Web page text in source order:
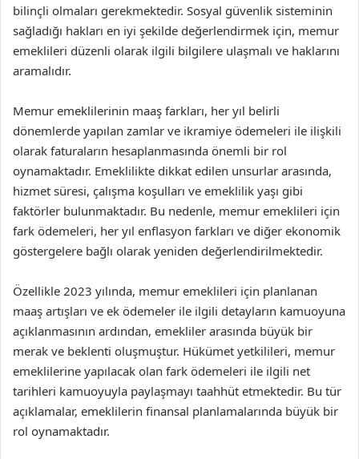
bilinçli olmaları gerekmektedir. Sosyal güvenlik sisteminin
sağladığı hakları en iyi şekilde değerlendirmek için, memur
emeklileri düzenli olarak ilgili bilgilere ulaşmalı ve haklarını
aramalıdır.
Memur emeklilerinin maaş farkları, her yıl belirli
dönemlerde yapılan zamlar ve ikramiye ödemeleri ile ilişkili
olarak faturaların hesaplanmasında önemli bir rol
oynamaktadır. Emeklilikte dikkat edilen unsurlar arasında,
hizmet süresi, çalışma koşulları ve emeklilik yaşı gibi
faktörler bulunmaktadır. Bu nedenle, memur emeklileri için
fark ödemeleri, her yıl enflasyon farkları ve diğer ekonomik
göstergelere bağlı olarak yeniden değerlendirilmektedir.
Özellikle 2023 yılında, memur emeklileri için planlanan
maaş artışları ve ek ödemeler ile ilgili detayların kamuoyuna
açıklanmasının ardından, emekliler arasında büyük bir
merak ve beklenti oluşmuştur. Hükümet yetkilileri, memur
emeklilerine yapılacak olan fark ödemeleri ile ilgili net
tarihleri kamuoyuyla paylaşmayı taahhüt etmektedir. Bu tür
açıklamalar, emeklilerin finansal planlamalarında büyük bir
rol oynamaktadır.